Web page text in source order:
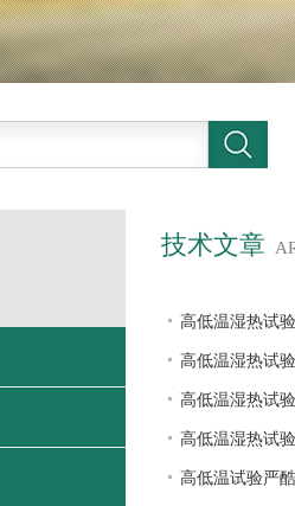
技术文章
高低温湿热试
高低温湿热试
高低温湿热试
高低温湿热试
高低温试验严